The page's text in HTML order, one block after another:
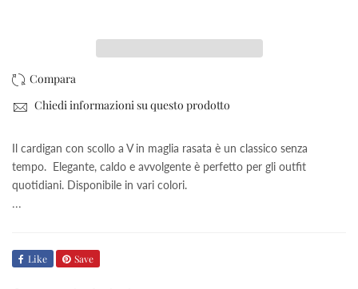
Chiedi informazioni su questo prodotto
Il cardigan con scollo a V in maglia rasata è un classico senza
tempo. Elegante, caldo e avvolgente è perfetto per gli outfit
quotidiani. Disponibile in vari colori.
...
Like Save